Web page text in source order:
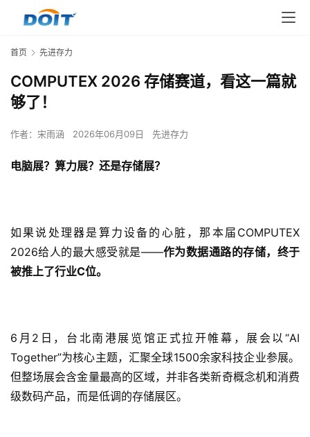
首页 先进存力
COMPUTEX 2026 存储赛道，看这一篇就
够了！
作者： 宋雨涵 2026年06月09日 先进存力
电脑展？算力展？还是存储展？
如果说处理器是算力设备的心脏，那本届COMPUTEX
2026给人的最大感受就是——作为数据通路的存储，终于
被推上了行业C位。
6月2日，台北南港展览馆正式拉开帷幕，展会以“AI
Together”为核心主题，汇聚全球1500余家科技企业参展。
但整场展会含金量最高的区域，并非各类新奇概念机和消费
级数码产品，而是低调的存储展区。